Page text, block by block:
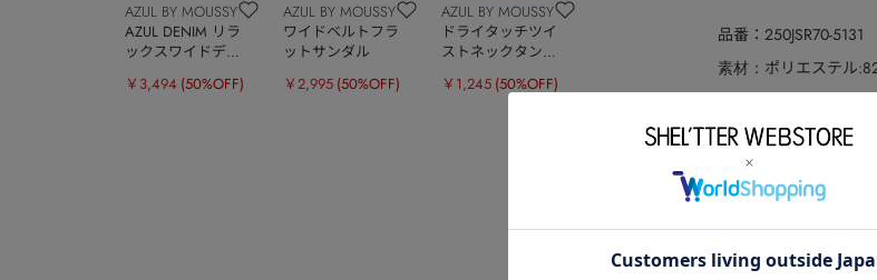
AZUL BY MOUSSY
AZUL DENIM リラ
ックスワイドデニ
￥3,494 (50%OFF)
AZUL BY MOUSSY
ワイドベルトフラ
ットサンダル
￥2,995 (50%OFF)
AZUL BY MOUSSY
ドライタッチツイ
ストネックタンク
￥1,245 (50%OFF)
品番 250JSR70-5131
素材
ポリエステル
サイズ
M